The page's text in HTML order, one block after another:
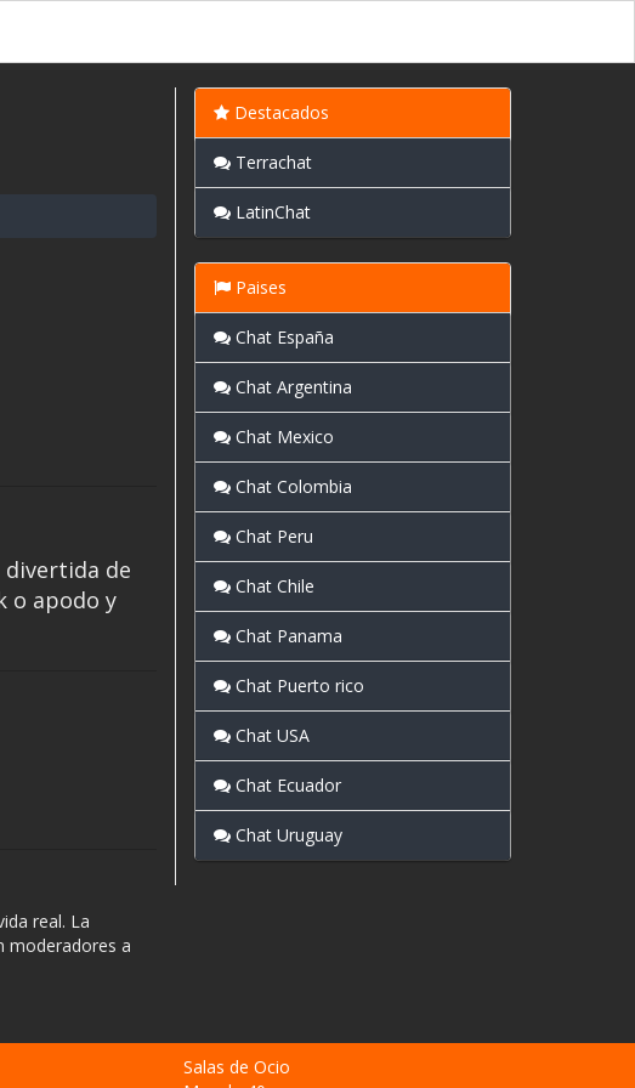
divertida de
o apodo y
real. La
moderadores a
Destacados
Terrachat
LatinChat
Paises
Chat España
Chat Argentina
Chat Mexico
Chat Colombia
Chat Peru
Chat Chile
Chat Panama
Chat Puerto rico
Chat USA
Chat Ecuador
Chat Uruguay
Salas de Ocio